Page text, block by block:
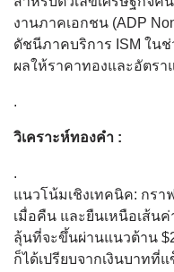
งานภาคเอกชน (ADP
ดัชนีภาคบริการ ISM ในช่
ผลให้ราคาทองและอัตรา
.
วิเคราะห์ทองคำ :
.
แนวโน้มเชิงเทคนิค: กรา
เมื่อคืน และยืนเหนือเส้นค่
ลุ้นที่จะขึ้นผ่านแนวต้าน
ก็ได้เปรียบจากเงินบาทที่